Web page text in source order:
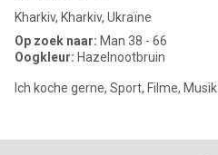
Kharkiv, Kharkiv, Ukraïne
Op zoek naar: Man 38 - 66
Oogkleur: Hazelnootbruin
Ich koche gerne, Sport, Filme, Musik